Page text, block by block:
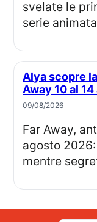
svelate le
serie
Alya scopre la verità: le anticipazioni di Far
Away 10 al
09/08/2026
Far Away, anticipazioni dal 10 al 14
agosto
mentre